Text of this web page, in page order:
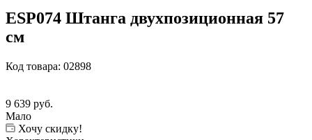
ESP074 Штанга двухпозиционная 57
см
Код товара: 02898
9 639 руб.
Мало
Хочу скидку!